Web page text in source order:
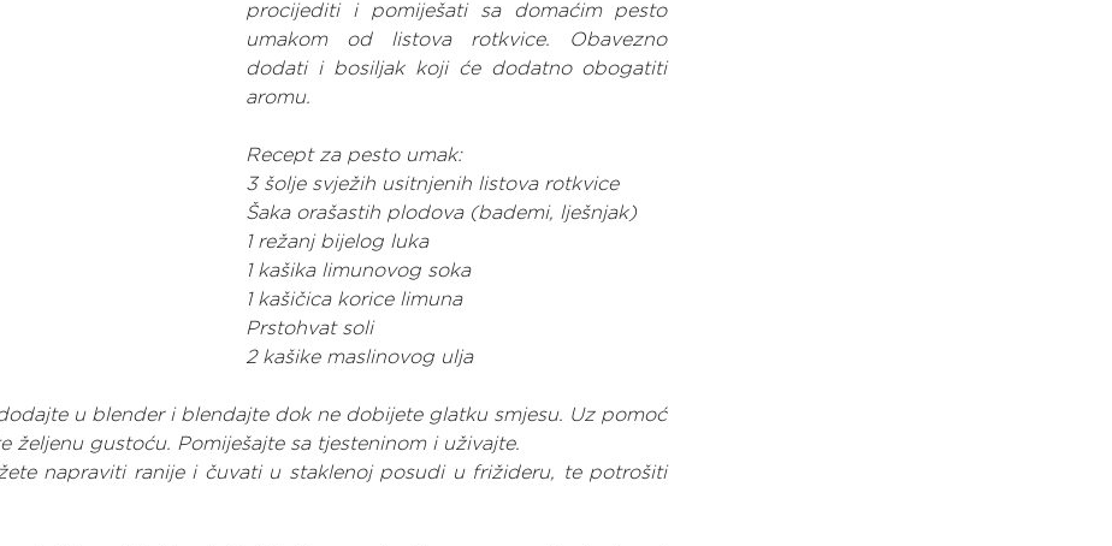
procijediti i pomiješati sa domaćim pesto
umakom od listova rotkvice. Obavezno
dodati i bosiljak koji će dodatno obogatiti
aromu.
Recept za pesto umak:
3 šolje svježih usitnjenih listova rotkvice
Šaka orašastih plodova (bademi, lješnjak)
1 režanj bijelog luka
1 kašika limunovog soka
1 kašičica korice limuna
Prstohvat soli
2 kašike maslinovog ulja
u blender i blendajte dok ne dobijete glatku smjesu. Uz pomoć
željenu gustoću. Pomiješajte sa tjesteninom i uživajte.
napraviti ranije i čuvati u staklenoj posudi u frižideru, te potrošiti